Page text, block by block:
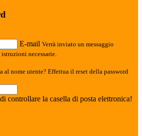
E-mail Verrà inviato un messaggio
necessarie.
al nome utente? Effettua il reset della password
controllare la casella di posta elettronica!